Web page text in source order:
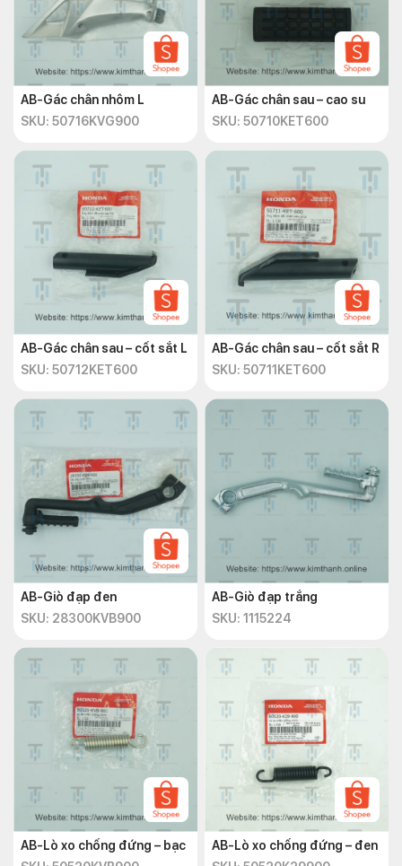
AB-Gác chân nhôm L
SKU: 50716KVG900
AB-Gác chân sau – cao su
SKU: 50710KET600
AB-Gác chân sau – cốt sắt L
SKU: 50712KET600
AB-Gác chân sau – cốt sắt R
SKU: 50711KET600
AB-Giò đạp đen
SKU: 28300KVB900
AB-Giò đạp trắng
SKU: 1115224
AB-Lò xo chống đứng – bạc
AB-Lò xo chống đứng – đen